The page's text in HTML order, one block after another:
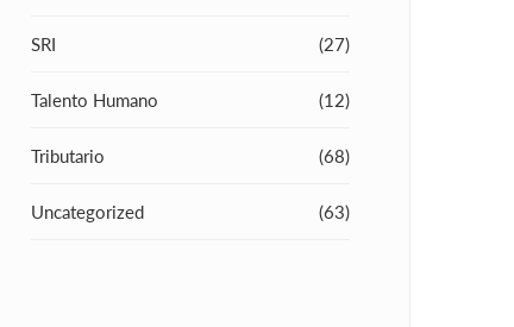
SRI (27)
Talento Humano (12)
Tributario (68)
Uncategorized (63)